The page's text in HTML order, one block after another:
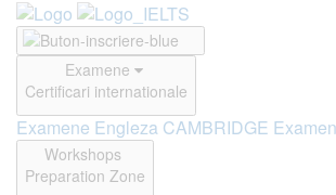
Examene
Certificari internationale
Examene Engleza CAMBRIDGE
Workshops
Preparation Zone